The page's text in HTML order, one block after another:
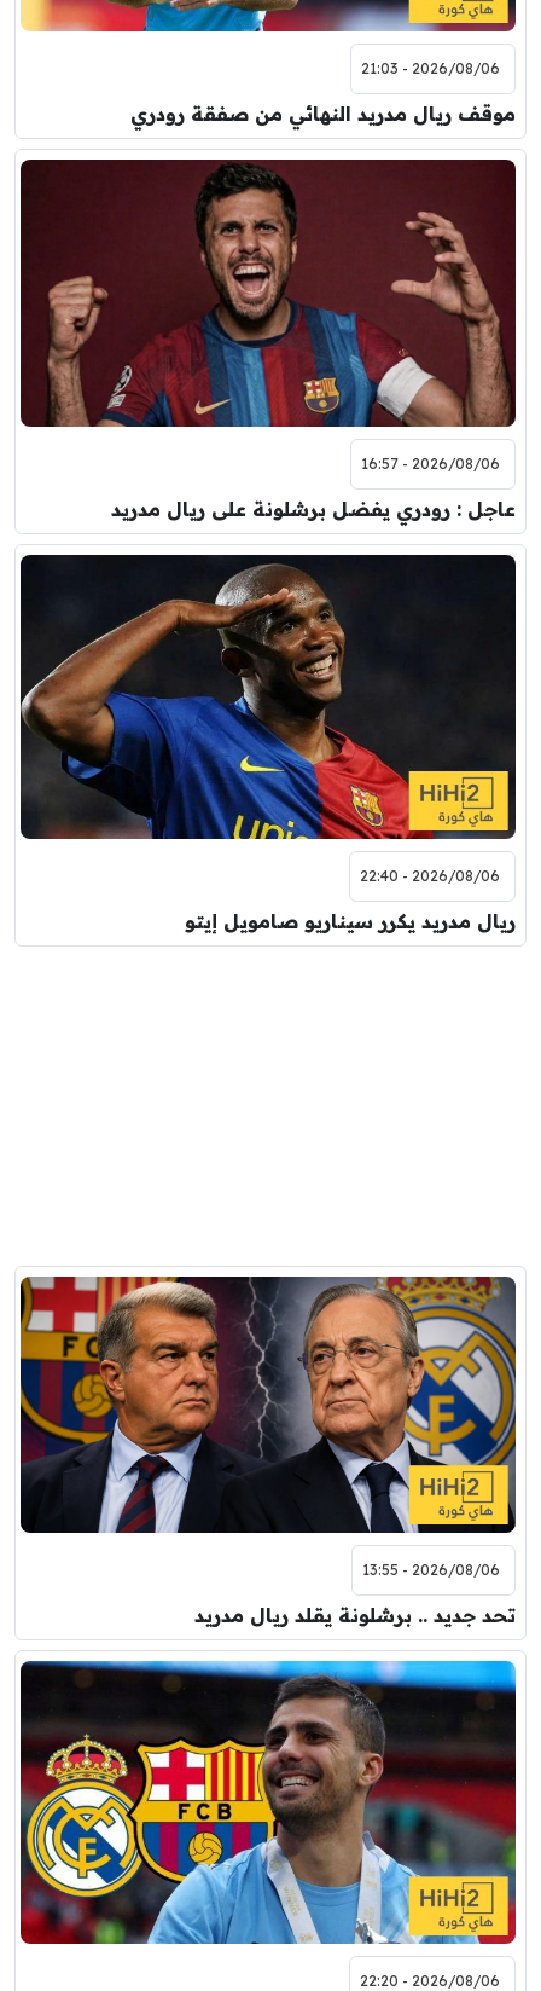
2026/08/06 - 21:03
موقف ريال مدريد النهائي من صفقة رودري
2026/08/06 - 16:57
عاجل : رودري يفضل برشلونة على ريال مدريد
2026/08/06 - 22:40
ريال مدريد يكرر سيناريو صامويل إيتو
2026/08/06 - 13:55
تحد جديد .. برشلونة يقلد ريال مدريد
2026/08/06 - 22:20